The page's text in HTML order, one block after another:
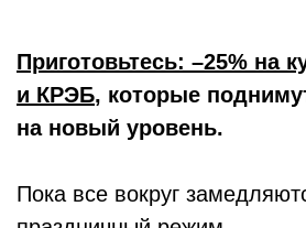
Приготовьтесь: –25% на
и КРЭБ, которые
на новый уровень.
Пока все вокруг